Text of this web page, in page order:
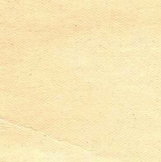
6 sierpnia 2018 - Watra w Ochotnicy